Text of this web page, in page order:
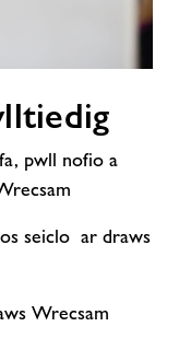
pwll nofio a
seiclo ar draws
Wrecsam